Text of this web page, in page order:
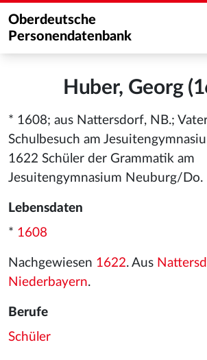
Oberdeutsche
Personendatenbank
Huber, Georg
* 1608; aus Nattersdorf, NB.;
Schulbesuch am
1622 Schüler der Grammatik am
Jesuitengymnasium Neuburg/Do.
Lebensdaten
* 1608
Nachgewiesen 1622. Aus
Niederbayern.
Berufe
Schüler